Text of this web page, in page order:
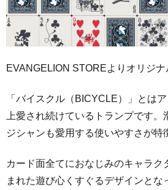
EVANGELION STOREよりオリジナ
「バイスクル（BICYCLE）」とは
上愛され続けているトランプです
ジシャンも愛用する使いやすさが特
カード面全てにおなじみのキャラク
まれた遊び心くすぐるデザインとな